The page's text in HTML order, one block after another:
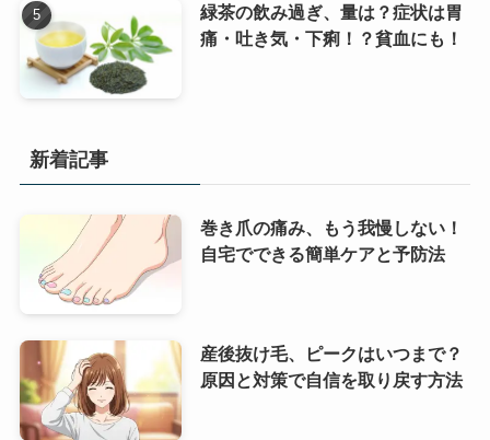
緑茶の飲み過ぎ、量は？症状は胃
痛・吐き気・下痢！？貧血にも！
新着記事
巻き爪の痛み、もう我慢しない！
自宅でできる簡単ケアと予防法
産後抜け毛、ピークはいつまで？
原因と対策で自信を取り戻す方法